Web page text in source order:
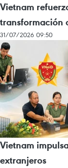
Vietnam
transformación
31/07/2026 09:50
Vietnam
extranjeros